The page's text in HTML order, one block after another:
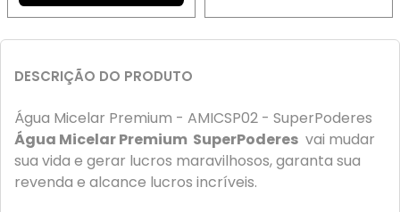
DESCRIÇÃO DO PRODUTO
Água Micelar Premium - AMICSP02 - SuperPoderes
Água Micelar Premium SuperPoderes vai mudar
sua vida e gerar lucros maravilhosos, garanta sua
revenda e alcance lucros incríveis.